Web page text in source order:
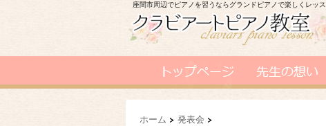
座間市周辺でピアノを習うならグランドピアノで楽しくレッ
ホーム > 発表会 >